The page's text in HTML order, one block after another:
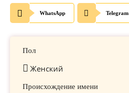
WhatsApp Telegram
Пол
Женский
Происхождение имени